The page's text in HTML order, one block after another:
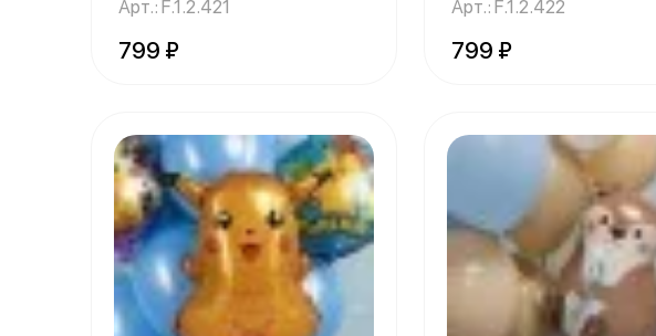
Арт.: F.1.2.421
799 ₽
Арт.: F.1.2.422
799 ₽